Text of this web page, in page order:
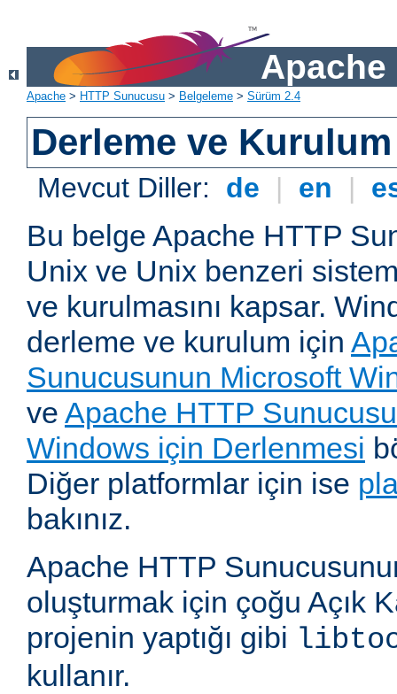
Apache
Apache > HTTP Sunucusu > Belgeleme > Sürüm 2.4
Derleme ve Kurulum
Mevcut Diller: de | en |
Bu belge Apache HTTP
Unix ve Unix benzeri
ve kurulmasını kapsar.
derleme ve kurulum için
Sunucusunun Microsoft
ve Apache HTTP
Windows için Derlenmesi
Diğer platformlar için ise
bakınız.
Apache HTTP
oluşturmak için çoğu Açık
projenin yaptığı gibi
kullanır.